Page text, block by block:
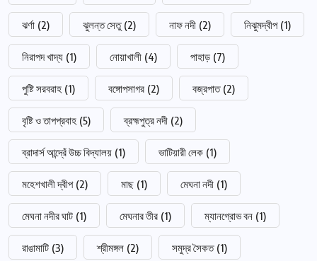
ঝর্ণা (2) ঝুলন্ত সেতু (2) নাফ নদী (2) নিঝুমদ্বীপ (1)
নিরাপদ খাদ্য (1) নোয়াখালী (4) পাহাড় (7)
পুষ্টি সরবরাহ (1) বঙ্গোপসাগর (2) বজ্রপাত (2)
বৃষ্টি ও তাপপ্রবাহ (5) ব্রহ্মপুত্র নদী (2)
ব্রাদার্স আন্দ্রেঁ উচ্চ বিদ্যালয় (1) ভাটিয়ারী লেক (1)
মহেশখালী দ্বীপ (2) মাছ (1) মেঘনা নদী (1)
মেঘনা নদীর ঘাট (1) মেঘনার তীর (1) ম্যানগ্রোভ বন (1)
রাঙামাটি (3) শ্রীমঙ্গল (2) সমুদ্র সৈকত (1)